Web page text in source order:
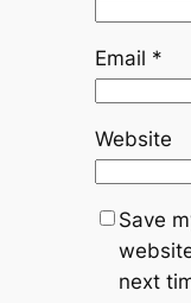
Email *
Website
Save
next